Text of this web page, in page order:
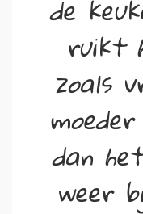
de
ruikt
zoals
dan
weer